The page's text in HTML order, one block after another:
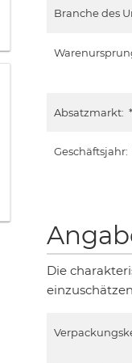
Branche des
Absatzmarkt: *
Geschäftsjahr:
Die